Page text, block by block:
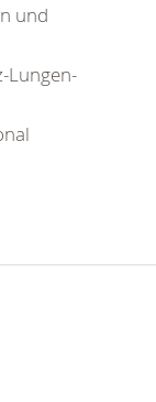
und
Lungen-